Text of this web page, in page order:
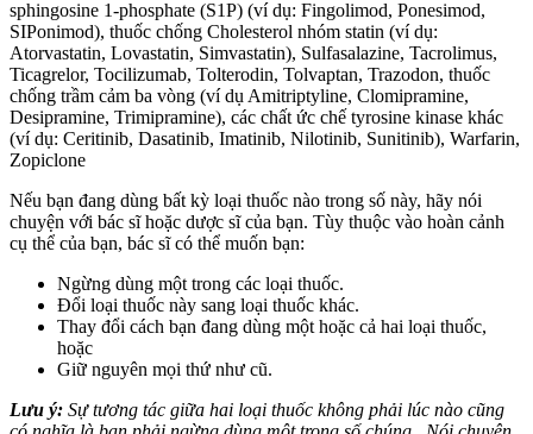
sphingosine 1-phosphate (S1P) (ví dụ: Fingolimod, Ponesimod,
SIPonimod), thuốc chống Cholesterol nhóm statin (ví dụ:
Atorvastatin, Lovastatin, Simvastatin), Sulfasalazine, Tacrolimus,
Ticagrelor, Tocilizumab, Tolterodin, Tolvaptan, Trazodon, thuốc
chống trầm cảm ba vòng (ví dụ Amitriptyline, Clomipramine,
Desipramine, Trimipramine), các chất ức chế tyrosine kinase khác
(ví dụ: Ceritinib, Dasatinib, Imatinib, Nilotinib, Sunitinib), Warfarin,
Zopiclone
Nếu bạn đang dùng bất kỳ loại thuốc nào trong số này, hãy nói
chuyện với bác sĩ hoặc dược sĩ của bạn. Tùy thuộc vào hoàn cảnh
cụ thể của bạn, bác sĩ có thể muốn bạn:
Ngừng dùng một trong các loại thuốc.
Đổi loại thuốc này sang loại thuốc khác.
Thay đổi cách bạn đang dùng một hoặc cả hai loại thuốc,
hoặc
Giữ nguyên mọi thứ như cũ.
Lưu ý: Sự tương tác giữa hai loại thuốc không phải lúc nào cũng